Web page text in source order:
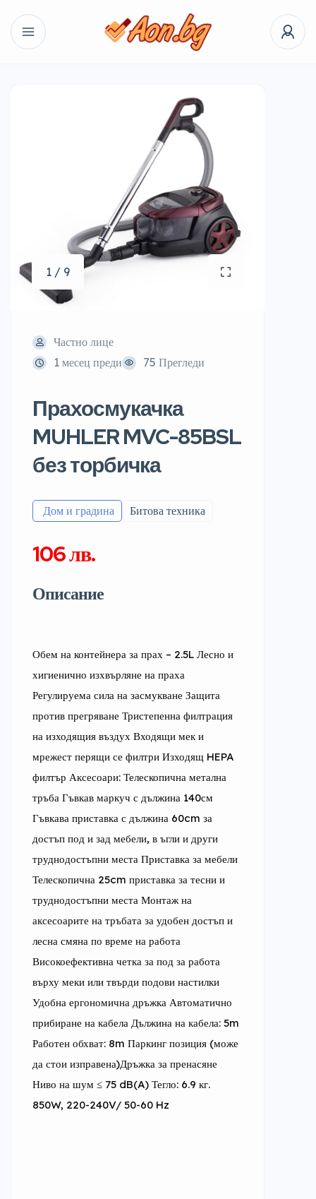
1 / 9
Частно лице
1 месец преди
75 Прегледи
Прахосмукачка
MUHLER MVC-85BSL
без торбичка
️ Дом и градина Битова техника
106 лв.
Описание
Обем на контейнера за прах – 2.5L Лесно и
хигиенично изхвърляне на праха
Регулируема сила на засмукване Защита
против прегряване Тристепенна филтрация
на изходящия въздух Входящи мек и
мрежест перящи се филтри Изходящ HEPA
филтър Аксесоари: Телескопична метална
тръба Гъвкав маркуч с дължина 140см
Гъвкава приставка с дължина 60cm за
достъп под и зад мебели, в ъгли и други
труднодостъпни места Приставка за мебели
Телескопична 25cm приставка за тесни и
труднодостъпни места Монтаж на
аксесоарите на тръбата за удобен достъп и
лесна смяна по време на работа
Високоефективна четка за под за работа
върху меки или твърди подови настилки
Удобна ергономична дръжка Автоматично
прибиране на кабела Дължина на кабела: 5m
Работен обхват: 8m Паркинг позиция (може
да стои изправена)Дръжка за пренасяне
Ниво на шум ≤ 75 dB(A) Тегло: 6.9 кг.
850W, 220-240V/ 50-60 Hz